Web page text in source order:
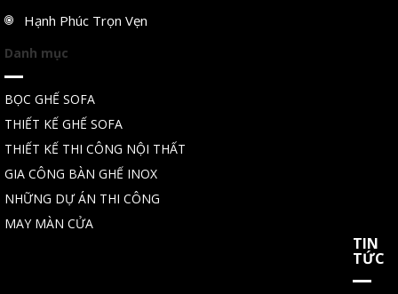
Hạnh Phúc Trọn Vẹn
Danh mục
BỌC GHẾ SOFA
THIẾT KẾ GHẾ SOFA
THIẾT KẾ THI CÔNG NỘI THẤT
GIA CÔNG BÀN GHẾ INOX
NHỮNG DỰ ÁN THI CÔNG
MAY MÀN CỬA
TIN
TỨC